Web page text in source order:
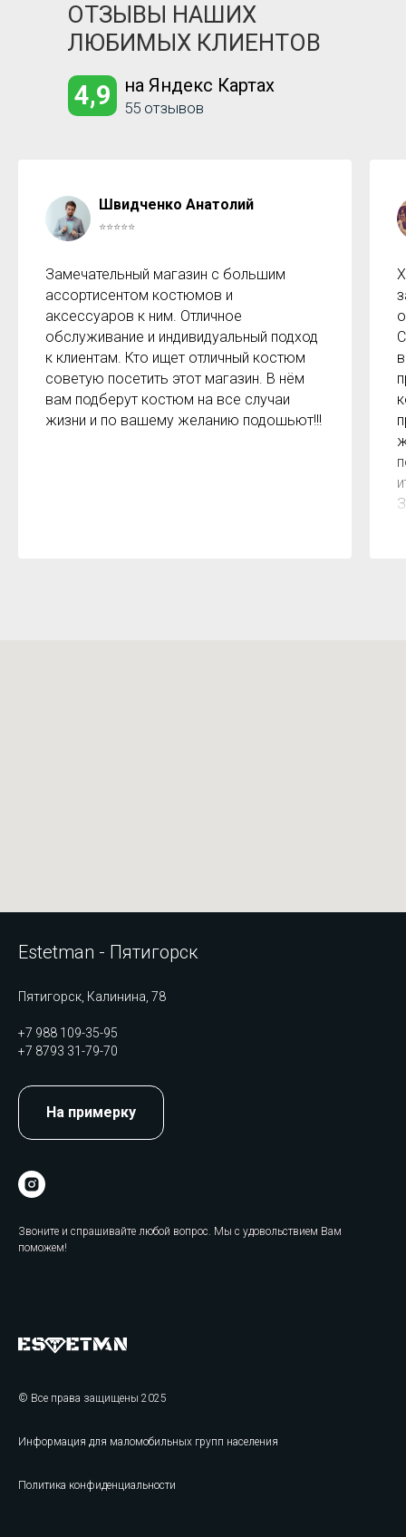
55 отзывов
на Яндекс Картах
4,9
ОТЗЫВЫ НАШИХ
ЛЮБИМЫХ КЛИЕНТОВ
Швидченко Анатолий
⭐⭐⭐⭐⭐
Замечательный магазин с большим
ассортисентом костюмов и
аксессуаров к ним. Отличное
обслуживание и индивидуальный подход
к клиентам. Кто ищет отличный костюм
советую посетить этот магазин. В нём
вам подберут костюм на все случаи
жизни и по вашему желанию подошьют!!!
Estetman - Пятигорск
Пятигорск, Калинина, 78
+7 988 109-35-95
+7 8793 31-79-70
На примерку
Звоните и спрашивайте любой вопрос. Мы с удовольствием Вам
поможем!
© Все права защищены 2025
Информация для маломобильных групп населения
Политика конфиденциальности